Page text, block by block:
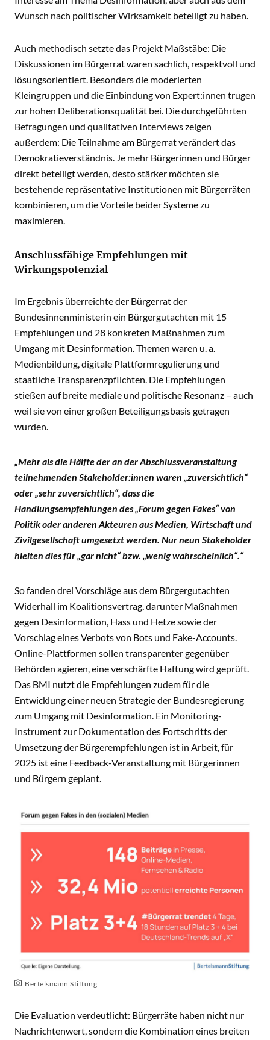
Wunsch nach politischer Wirksamkeit beteiligt zu haben.
Auch methodisch setzte das Projekt Maßstäbe: Die
Diskussionen im Bürgerrat waren sachlich, respektvoll und
lösungsorientiert. Besonders die moderierten
Kleingruppen und die Einbindung von Expert:innen trugen
zur hohen Deliberationsqualität bei. Die durchgeführten
Befragungen und qualitativen Interviews zeigen
außerdem: Die Teilnahme am Bürgerrat verändert das
Demokratieverständnis. Je mehr Bürgerinnen und Bürger
direkt beteiligt werden, desto stärker möchten sie
bestehende repräsentative Institutionen mit Bürgerräten
kombinieren, um die Vorteile beider Systeme zu
maximieren.
Anschlussfähige Empfehlungen mit
Wirkungspotenzial
Im Ergebnis überreichte der Bürgerrat der
Bundesinnenministerin ein Bürgergutachten mit 15
Empfehlungen und 28 konkreten Maßnahmen zum
Umgang mit Desinformation. Themen waren u. a.
Medienbildung, digitale Plattformregulierung und
staatliche Transparenzpflichten. Die Empfehlungen
stießen auf breite mediale und politische Resonanz – auch
weil sie von einer großen Beteiligungsbasis getragen
wurden.
„Mehr als die Hälfte der an der Abschlussveranstaltung
teilnehmenden Stakeholder:innen waren „zuversichtlich“
oder „sehr zuversichtlich“, dass die
Handlungsempfehlungen des „Forum gegen Fakes“ von
Politik oder anderen Akteuren aus Medien, Wirtschaft und
Zivilgesellschaft umgesetzt werden. Nur neun Stakeholder
hielten dies für „gar nicht“ bzw. „wenig wahrscheinlich“.“
So fanden drei Vorschläge aus dem Bürgergutachten
Widerhall im Koalitionsvertrag, darunter Maßnahmen
gegen Desinformation, Hass und Hetze sowie der
Vorschlag eines Verbots von Bots und Fake-Accounts.
Online-Plattformen sollen transparenter gegenüber
Behörden agieren, eine verschärfte Haftung wird geprüft.
Das BMI nutzt die Empfehlungen zudem für die
Entwicklung einer neuen Strategie der Bundesregierung
zum Umgang mit Desinformation. Ein Monitoring-
Instrument zur Dokumentation des Fortschritts der
Umsetzung der Bürgerempfehlungen ist in Arbeit, für
2025 ist eine Feedback-Veranstaltung mit Bürgerinnen
und Bürgern geplant.
Bertelsmann Stiftung
Die Evaluation verdeutlicht: Bürgerräte haben nicht nur
Nachrichtenwert, sondern die Kombination eines breiten